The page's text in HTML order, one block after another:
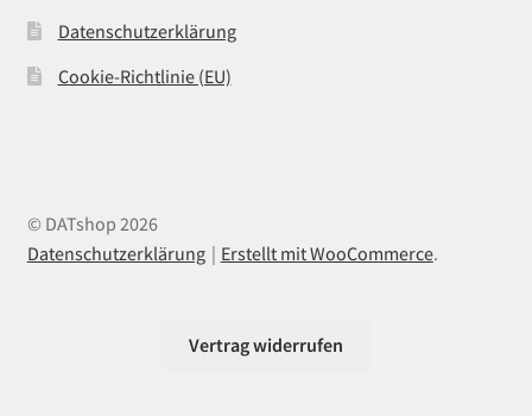
Datenschutzerklärung
Cookie-Richtlinie (EU)
© DATshop 2026
Datenschutzerklärung
Erstellt mit WooCommerce.
Vertrag widerrufen